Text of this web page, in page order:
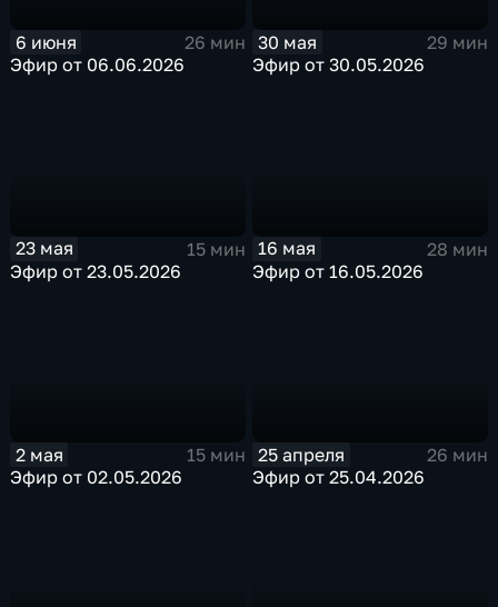
6 июня
26 мин
Эфир от 06.06.2026
30 мая
29 мин
Эфир от 30.05.2026
23 мая
15 мин
Эфир от 23.05.2026
16 мая
28 мин
Эфир от 16.05.2026
2 мая
15 мин
Эфир от 02.05.2026
25 апреля
26 мин
Эфир от 25.04.2026